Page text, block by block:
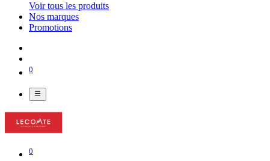
Voir tous les produits
Nos marques
Promotions
0
0